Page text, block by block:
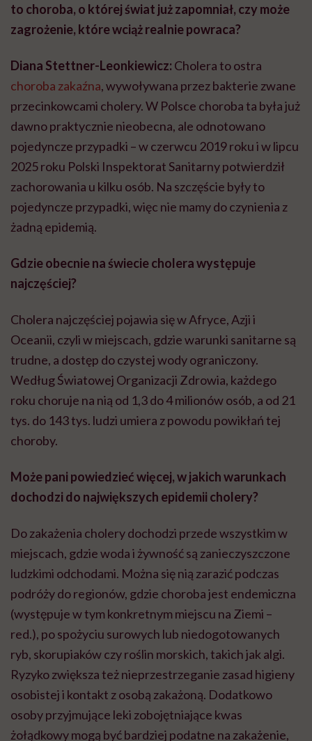
to choroba, o której świat już zapomniał, czy może
zagrożenie, które wciąż realnie powraca?
Diana Stettner-Leonkiewicz: Cholera to ostra
choroba zakaźna, wywoływana przez bakterie zwane
przecinkowcami cholery. W Polsce choroba ta była już
dawno praktycznie nieobecna, ale odnotowano
pojedyncze przypadki – w czerwcu 2019 roku i w lipcu
2025 roku Polski Inspektorat Sanitarny potwierdził
zachorowania u kilku osób. Na szczęście były to
pojedyncze przypadki, więc nie mamy do czynienia z
żadną epidemią.
Gdzie obecnie na świecie cholera występuje
najczęściej?
Cholera najczęściej pojawia się w Afryce, Azji i
Oceanii, czyli w miejscach, gdzie warunki sanitarne są
trudne, a dostęp do czystej wody ograniczony.
Według Światowej Organizacji Zdrowia, każdego
roku choruje na nią od 1,3 do 4 milionów osób, a od 21
tys. do 143 tys. ludzi umiera z powodu powikłań tej
choroby.
Może pani powiedzieć więcej, w jakich warunkach
dochodzi do największych epidemii cholery?
Do zakażenia cholery dochodzi przede wszystkim w
miejscach, gdzie woda i żywność są zanieczyszczone
ludzkimi odchodami. Można się nią zarazić podczas
podróży do regionów, gdzie choroba jest endemiczna
(występuje w tym konkretnym miejscu na Ziemi –
red.), po spożyciu surowych lub niedogotowanych
ryb, skorupiaków czy roślin morskich, takich jak algi.
Ryzyko zwiększa też nieprzestrzeganie zasad higieny
osobistej i kontakt z osobą zakażoną. Dodatkowo
osoby przyjmujące leki zobojętniające kwas
żołądkowy mogą być bardziej podatne na zakażenie,